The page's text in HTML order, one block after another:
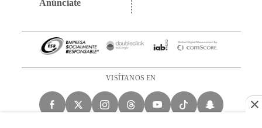
Anúnciate
VISÍTANOS EN